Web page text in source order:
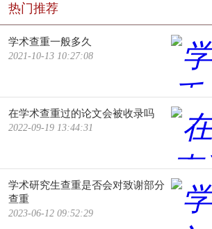
热门推荐
学术查重一般多久
2021-10-13 10:27:08
在学术查重过的论文会被收录吗
2022-09-19 13:44:31
学术研究生查重是否会对致谢部分
查重
2023-06-12 09:52:29